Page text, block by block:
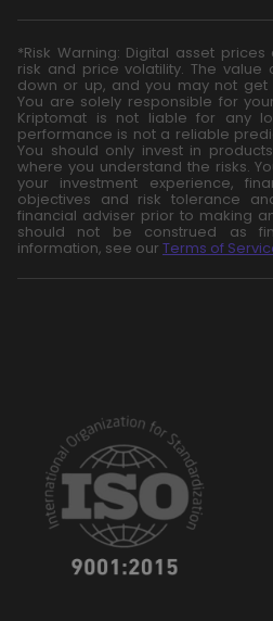
*Risk Warning: Digital asset
risk and price volatility. The
down or up, and you may not get
You are solely responsible for
Kriptomat is not liable for any
performance is not a reliable
You should only invest in
where you understand the risks.
your investment experience,
objectives and risk tolerance
financial adviser prior to making
should not be construed as
information, see our Terms of